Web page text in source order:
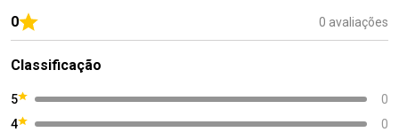
0 0 avaliações
Classificação
5
0
4
0